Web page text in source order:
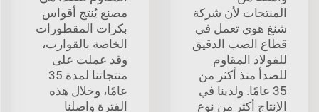
المنتجات لأن شركة
شنغ هوي تعمل في
قطاع الصب الدقيق
للفولاذ المقاوم
للصدأ منذ أكثر من
35 عامًا. ولدينا في
الإنتاج أكثر من نوعٍ
مصنع يُنتج أقواس
بكرات المقطورات
الخاصة بالقوارب،
وقد عملت على
منتجاتنا لمدة 35
عامًا، وخلال هذه
الفترة واصلنا